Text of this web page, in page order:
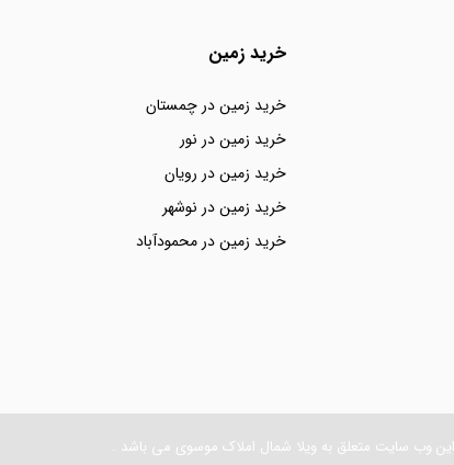
خرید زمین
خرید زمین در چمستان
خرید زمین در نور
خرید زمین در رویان
خرید زمین در نوشهر
خرید زمین در محمودآباد
وب سایت متعلق به ویلا شمال املاک موسوی می باشد .